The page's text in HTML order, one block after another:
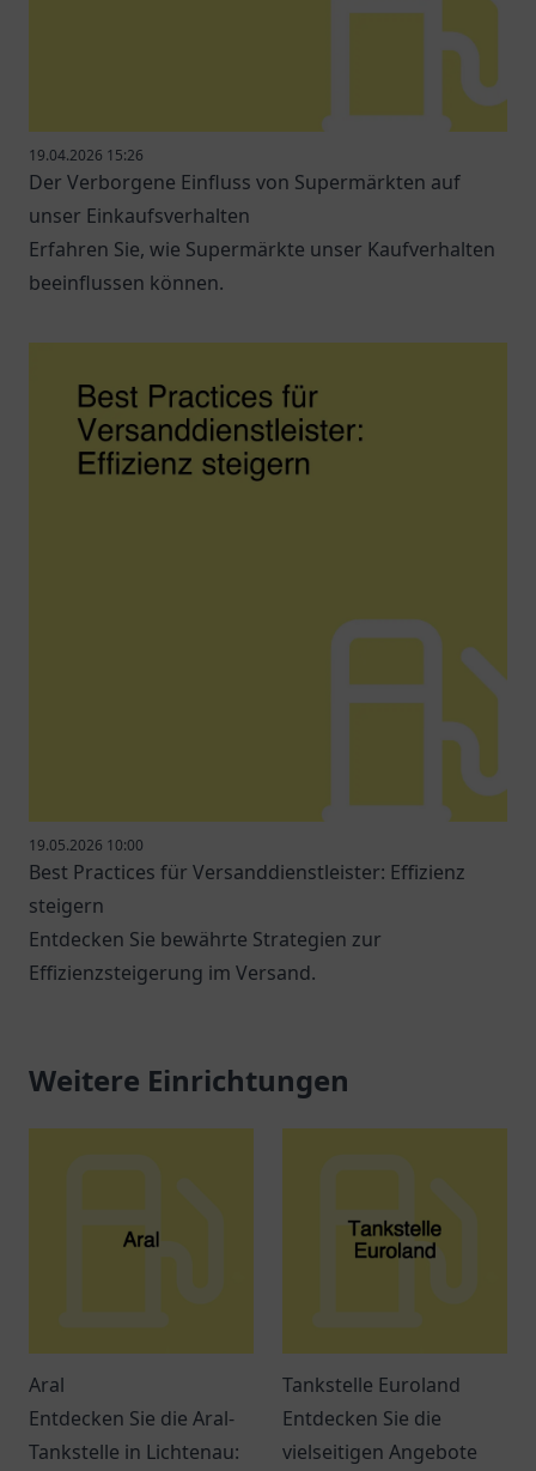
19.04.2026 15:26
Der Verborgene Einfluss von Supermärkten auf
unser Einkaufsverhalten
Erfahren Sie, wie Supermärkte unser Kaufverhalten
beeinflussen können.
19.05.2026 10:00
Best Practices für Versanddienstleister: Effizienz
steigern
Entdecken Sie bewährte Strategien zur
Effizienzsteigerung im Versand.
Weitere Einrichtungen
Aral
Entdecken Sie die Aral-
Tankstelle in Lichtenau:
Tankstelle Euroland
Entdecken Sie die
vielseitigen Angebote